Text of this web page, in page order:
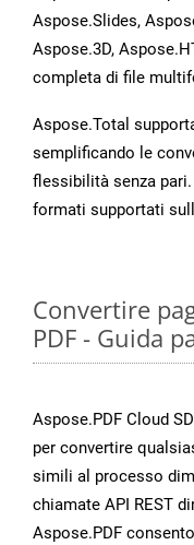
Aspose.Slides,
Aspose.3D,
completa di file
Aspose.Total
semplificando le
flessibilità senza
formati supportati
Convertire
PDF - Guida
Aspose.PDF Cloud
per convertire
simili al processo
chiamate API REST
Aspose.PDF